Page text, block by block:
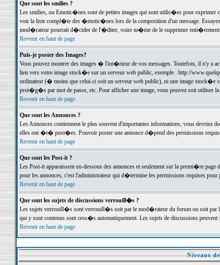
Que sont les smilies ?
Les smilies, ou Emotic�nes sont de petites images qui sont utilis�es pour exprimer
voir la liste compl�te des �motic�nes lors de la composition d'un message.
mod�rateur pourrait d�cider de l'�diter, voire m�me de le supprimer
Revenir en haut de page
Puis-je poster des Images?
Vous pouvez montrer des images � l'int�rieur de vos messages. Toutefois, il n'y a
lien vers votre image stock�e sur un serveur web public, exemple : http://
ordinateur (� moins que celui-ci soit un serveur web public), ni une image stock�e
prot�g�s par mot de passe, etc. Pour afficher une image, vous pouvez soit
Revenir en haut de page
Que sont les Annonces ?
Les Annonces contiennent le plus souvent d'importantes informations; vous devriez
elles ont �t� post�es. Pouvoir poster une annonce d�pend des permissions
Revenir en haut de page
Que sont les Post-it ?
Les Post-it apparaissent en-dessous des annonces et seulement sur la premi�re
pour les annonces, c'est l'administrateur qui d�termine les permissions requises pour
Revenir en haut de page
Que sont les sujets de discussions verrouill�s ?
Les sujets verrouill�s sont verrouill�s soit par le mod�rateur du forum ou soit par
qui y sont contenus sont cess�s automatiquement. Les sujets de discussions
Revenir en haut de page
Niveaux